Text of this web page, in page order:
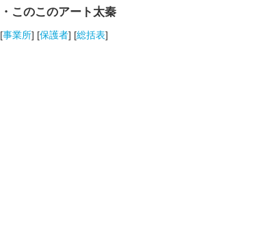
・このこのアート太秦
[事業所] [保護者] [総括表]